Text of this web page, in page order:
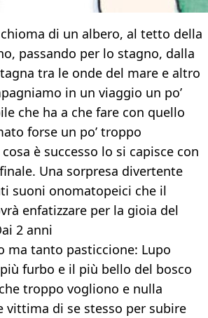
di un albero, al tetto della
passando per lo stagno, dalla
tra le onde del mare e altro
in un viaggio un po’
che ha a che fare con quello
forse un po’ troppo
è successo lo si capisce con
Una sorpresa divertente
suoni onomatopeici che il
enfatizzare per la gioia del
2 anni
ma tanto pasticcione: Lupo
furbo e il più bello del bosco
troppo vogliono e nulla
vittima di se stesso per subire